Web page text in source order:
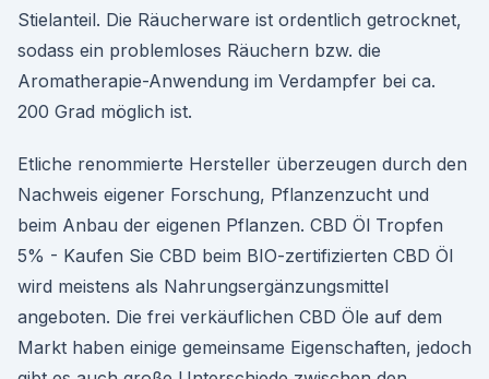
Stielanteil. Die Räucherware ist ordentlich getrocknet,
sodass ein problemloses Räuchern bzw. die
Aromatherapie-Anwendung im Verdampfer bei ca.
200 Grad möglich ist.
Etliche renommierte Hersteller überzeugen durch den
Nachweis eigener Forschung, Pflanzenzucht und
beim Anbau der eigenen Pflanzen. CBD Öl Tropfen
5% - Kaufen Sie CBD beim BIO-zertifizierten CBD Öl
wird meistens als Nahrungsergänzungsmittel
angeboten. Die frei verkäuflichen CBD Öle auf dem
Markt haben einige gemeinsame Eigenschaften, jedoch